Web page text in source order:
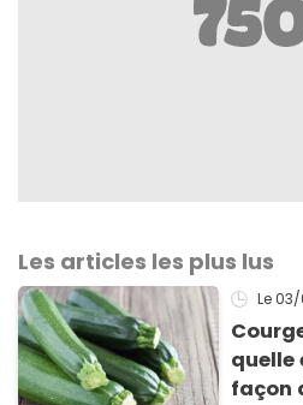
Les articles les plus lus
Le
quelle
façon